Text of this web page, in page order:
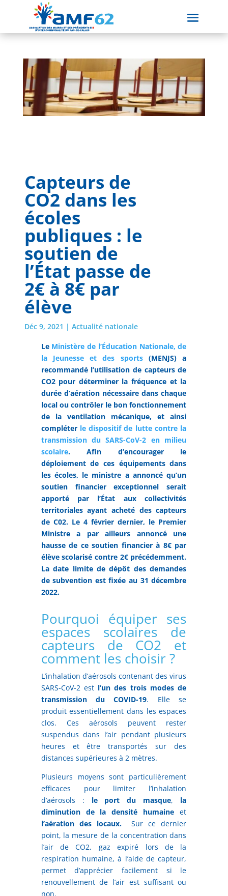
Capteurs de
CO2 dans les
écoles
publiques : le
soutien de
l’État passe de
2€ à 8€ par
élève
Déc 9, 2021 | Actualité nationale
Le Ministère de l’Éducation Nationale, de
la Jeunesse et des sports(MENJS) a
recommandé l’utilisation de capteurs de
CO2 pour déterminer la fréquence et la
durée d’aération nécessaire dans chaque
local ou contrôler le bon fonctionnement
de la ventilation mécanique, et ainsi
compléterle dispositif de lutte contre la
transmission du SARS-CoV-2 en milieu
scolaire. Afin d’encourager le
déploiement de ces équipements dans
les écoles, le ministre a annoncé qu’un
soutien financier exceptionnel serait
apporté par l’État aux collectivités
territoriales ayant acheté des capteurs
de C02. Le4 février dernier, le Premier
Ministre a par ailleurs annoncé une
hausse de ce soutien financier à 8€ par
élève scolarisé contre 2€ précédemment.
La date limite de dépôt des demandes
de subvention est fixée au 31 décembre
2022.
Pourquoi équiper ses
espaces scolaires de
capteurs de CO2 et
comment les choisir ?
L’inhalation d’aérosols contenant des virus
SARS-CoV-2 est l’un des trois modes de
transmission du COVID-19. Elle se
produit essentiellement dans les espaces
clos. Ces aérosols peuvent rester
suspendus dans l’air pendant plusieurs
heures et être transportés sur des
distances supérieures à 2 mètres.
Plusieurs moyens sont particulièrement
efficaces pour limiter l’inhalation
d’aérosols : le port du masque, la
diminution de la densité humaine et
l’aération des locaux.Sur ce dernier
point, la mesure de la concentration dans
l’air de CO2, gaz expiré lors de la
respiration humaine, à l’aide de capteur,
permet d’apprécier facilement si le
renouvellement de l’air est suffisant ou
non.